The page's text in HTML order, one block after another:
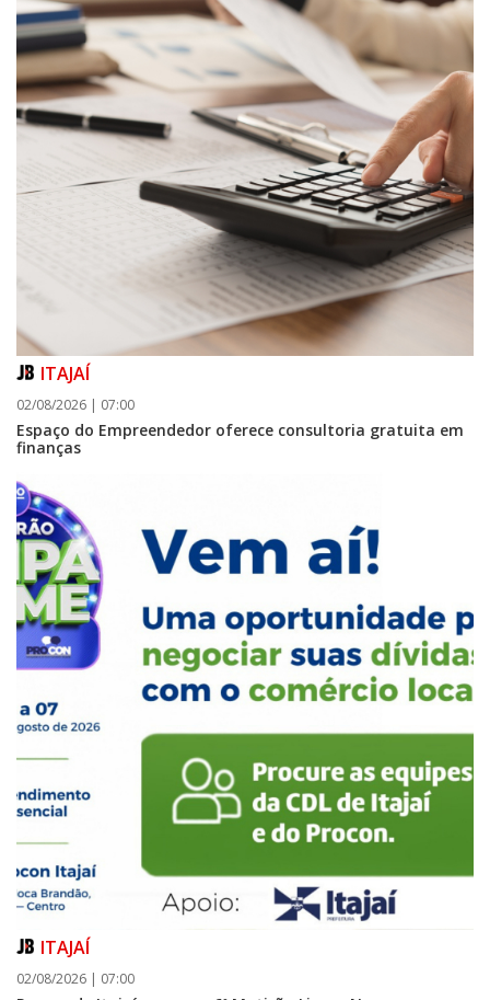
ITAJAÍ
02/08/2026 | 07:00
Espaço do Empreendedor oferece consultoria gratuita em
finanças
ITAJAÍ
02/08/2026 | 07:00